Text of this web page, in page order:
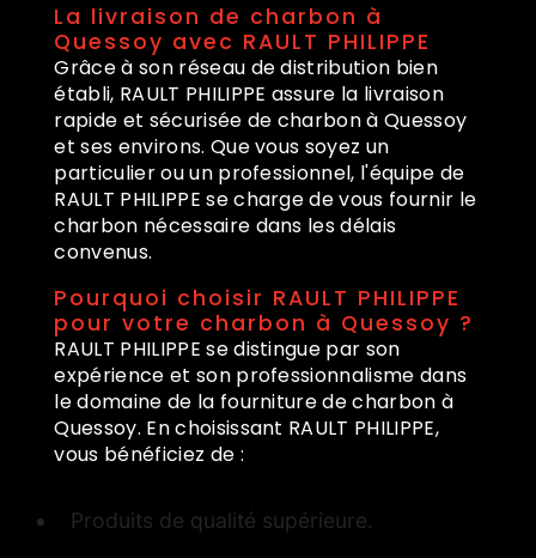
La livraison de charbon à
Quessoy avec RAULT PHILIPPE
Grâce à son réseau de distribution bien
établi, RAULT PHILIPPE assure la livraison
rapide et sécurisée de charbon à Quessoy
et ses environs. Que vous soyez un
particulier ou un professionnel, l'équipe de
RAULT PHILIPPE se charge de vous fournir le
charbon nécessaire dans les délais
convenus.
Pourquoi choisir RAULT PHILIPPE
pour votre charbon à Quessoy ?
RAULT PHILIPPE se distingue par son
expérience et son professionnalisme dans
le domaine de la fourniture de charbon à
Quessoy. En choisissant RAULT PHILIPPE,
vous bénéficiez de :
Produits de qualité supérieure.